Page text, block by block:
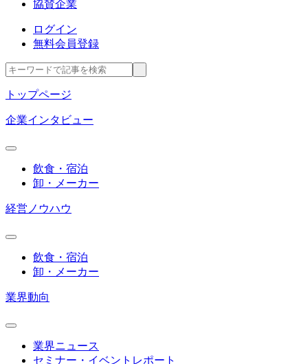
協賛企業
ログイン
無料会員登録
トップページ
企業インタビュー
飲食・宿泊
卸・メーカー
経営ノウハウ
飲食・宿泊
卸・メーカー
業界動向
業界ニュース
セミナー・イベントレポート